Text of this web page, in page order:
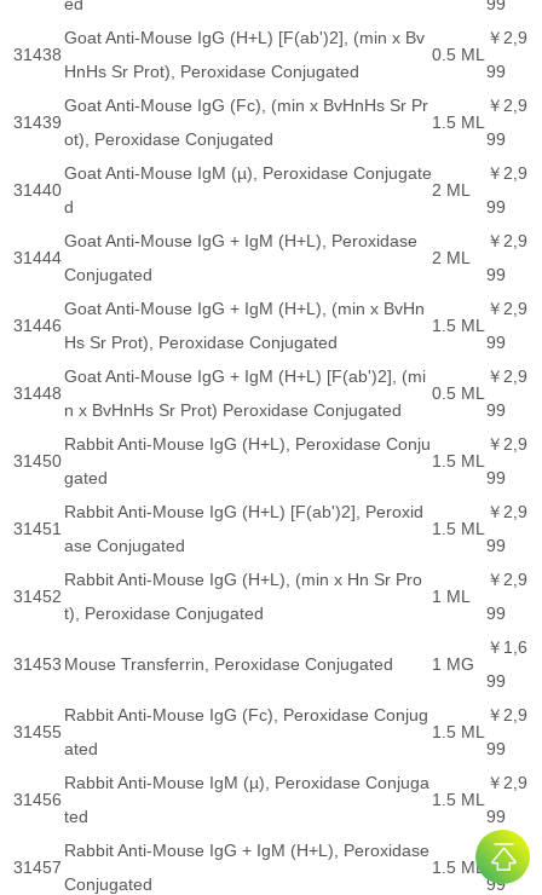
31438
Goat Anti-Mouse IgG (H+L) [F(ab')2], (min x Bv
HnHs Sr Prot), Peroxidase Conjugated
0.5 ML
￥2,9
99
31439
Goat Anti-Mouse IgG (Fc), (min x BvHnHs Sr Pr
ot), Peroxidase Conjugated
1.5 ML
￥2,9
99
31440
Goat Anti-Mouse IgM (µ), Peroxidase Conjugate
d
2 ML
￥2,9
99
31444
Goat Anti-Mouse IgG + IgM (H+L), Peroxidase
Conjugated
2 ML
￥2,9
99
31446
Goat Anti-Mouse IgG + IgM (H+L), (min x BvHn
Hs Sr Prot), Peroxidase Conjugated
1.5 ML
￥2,9
99
31448
Goat Anti-Mouse IgG + IgM (H+L) [F(ab')2], (mi
n x BvHnHs Sr Prot) Peroxidase Conjugated
0.5 ML
￥2,9
99
31450
Rabbit Anti-Mouse IgG (H+L), Peroxidase Conju
gated
1.5 ML
￥2,9
99
31451
Rabbit Anti-Mouse IgG (H+L) [F(ab')2], Peroxid
ase Conjugated
1.5 ML
￥2,9
99
31452
Rabbit Anti-Mouse IgG (H+L), (min x Hn Sr Pro
t), Peroxidase Conjugated
1 ML
￥2,9
99
31453 Mouse Transferrin, Peroxidase Conjugated 1 MG
￥1,6
99
31455
Rabbit Anti-Mouse IgG (Fc), Peroxidase Conjug
ated
1.5 ML
￥2,9
99
31456
Rabbit Anti-Mouse IgM (µ), Peroxidase Conjuga
ted
1.5 ML
￥2,9
99
31457
Rabbit Anti-Mouse IgG + IgM (H+L), Peroxidase
Conjugated
1.5 ML
￥2,9
99